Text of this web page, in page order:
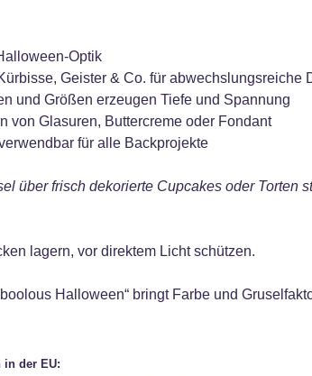
Optik
Geister & Co. für abwechslungsreiche
und Größen erzeugen Tiefe und Spannung
von Glasuren, Buttercreme oder Fondant
für alle Backprojekte
über frisch dekorierte Cupcakes oder
lagern, vor direktem Licht schützen.
Halloween“ bringt Farbe und
in der EU: